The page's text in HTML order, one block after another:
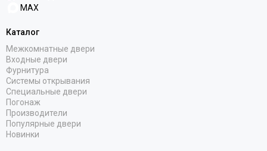
MAX
Каталог
Межкомнатные двери
Входные двери
Фурнитура
Системы открывания
Специальные двери
Погонаж
Производители
Популярные двери
Новинки